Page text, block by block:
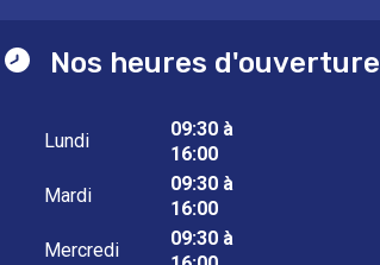
Nos heures d'ouverture
Lundi
09:30 à
16:00
Mardi
09:30 à
16:00
Mercredi
09:30 à